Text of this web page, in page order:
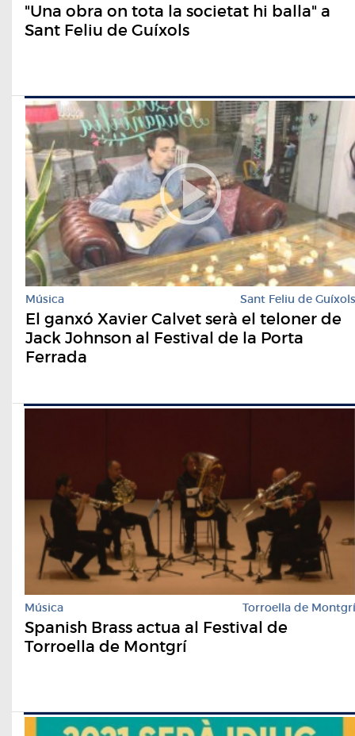
"Una obra on tota la societat hi balla" a
Sant Feliu de Guíxols
Música Sant Feliu de Guíxols
El ganxó Xavier Calvet serà el teloner de
Jack Johnson al Festival de la Porta
Ferrada
Música Torroella de Montgrí
Spanish Brass actua al Festival de
Torroella de Montgrí